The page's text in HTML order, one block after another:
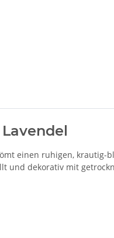
einen ruhigen,
und dekorativ mit